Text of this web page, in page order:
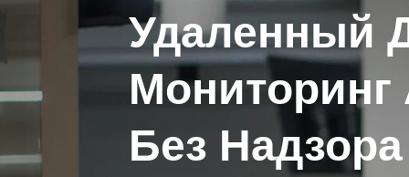
Удаленный
Без